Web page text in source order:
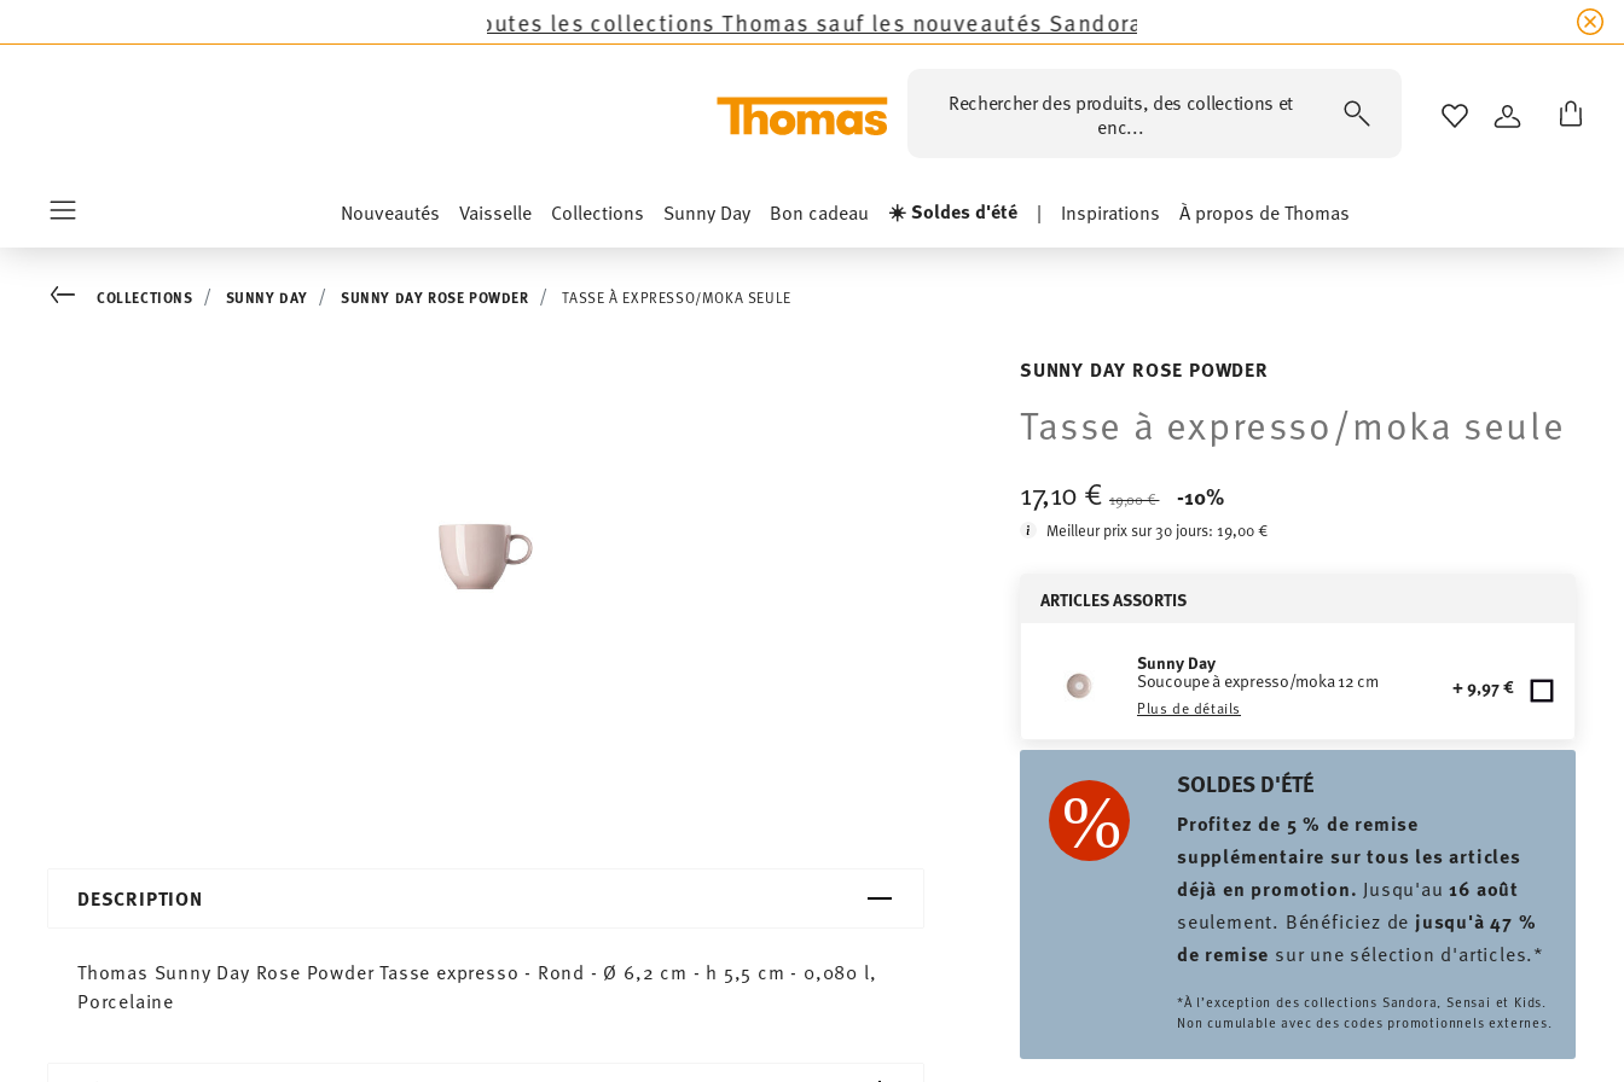
sur toutes les collections Thomas sauf les nouveautés Sandora, Sensai & Kids!
Rechercher des produits, des collections et
enc...
LISTE DECONNEXION
Nouveautés Vaisselle Collections Sunny Day Bon cadeau ☀️ Soldes d'été | Inspirations À propos de Thomas
SUNNY DAY ROSE POWDER
Tasse à expresso/moka seule
17,10 €19,00 €
-10%
Meilleur prix sur 30 jours:19,00 €
ARTICLES ASSORTIS
Sunny Day
Soucoupe à expresso/moka 12 cm
Plus de détails
+ 9,97 €
SOLDES D'ÉTÉ
Profitez de 5 % de remise
supplémentaire sur tous les articles
déjà en promotion. Jusqu'au16 août
seulement. Bénéficiez de jusqu'à 47 %
de remise sur une sélection d'articles.*
*À l’exception des collections Sandora, Sensai et Kids.
Non cumulable avec des codes promotionnels externes.
Go backCOLLECTIONS SUNNY DAY SUNNY DAY ROSE POWDER TASSE À EXPRESSO/MOKA SEULE
DESCRIPTION
Thomas Sunny Day Rose Powder Tasse expresso - Rond - Ø 6,2 cm - h 5,5 cm - 0,080 l,
Porcelaine